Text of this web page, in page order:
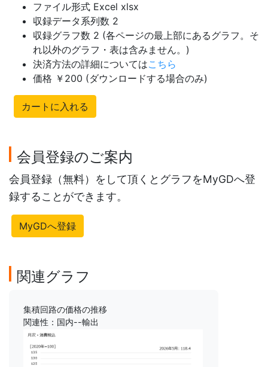
ファイル形式 Excel xlsx
収録データ系列数 2
収録グラフ数 2 (各ページの最上部にあるグラフ。そ
れ以外のグラフ・表は含みません。)
決済方法の詳細についてはこちら
価格 ￥200 (ダウンロードする場合のみ)
カートに入れる
会員登録のご案内
会員登録（無料）をして頂くとグラフをMyGDへ登
録することができます。
MyGDへ登録
関連グラフ
集積回路の価格の推移
関連性：国内--輸出